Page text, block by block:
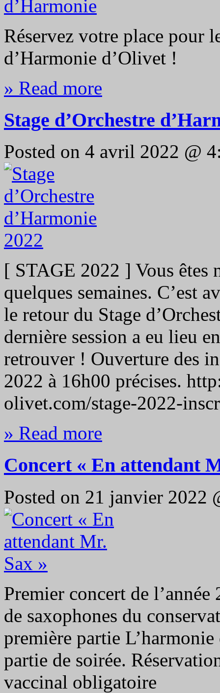
Réservez votre place pour
d’Harmonie d’Olivet !
» Read more
Stage d’Orchestre
Posted on 4 avril 2022 @
[ STAGE 2022 ] Vous êtes
quelques semaines. C’est
le retour du Stage
dernière session a eu lieu
retrouver ! Ouverture des
2022 à 16h00 précises.
olivet.com/stage-2022-
» Read more
Concert « En attendant
Posted on 21 janvier 2022
Premier concert de l’année
de saxophones du
première partie
partie de soirée.
vaccinal obligatoire